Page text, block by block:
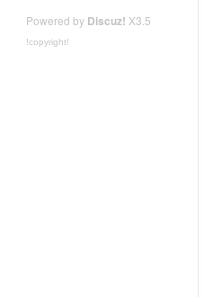
Powered by Discuz! X3.5
!copyright!